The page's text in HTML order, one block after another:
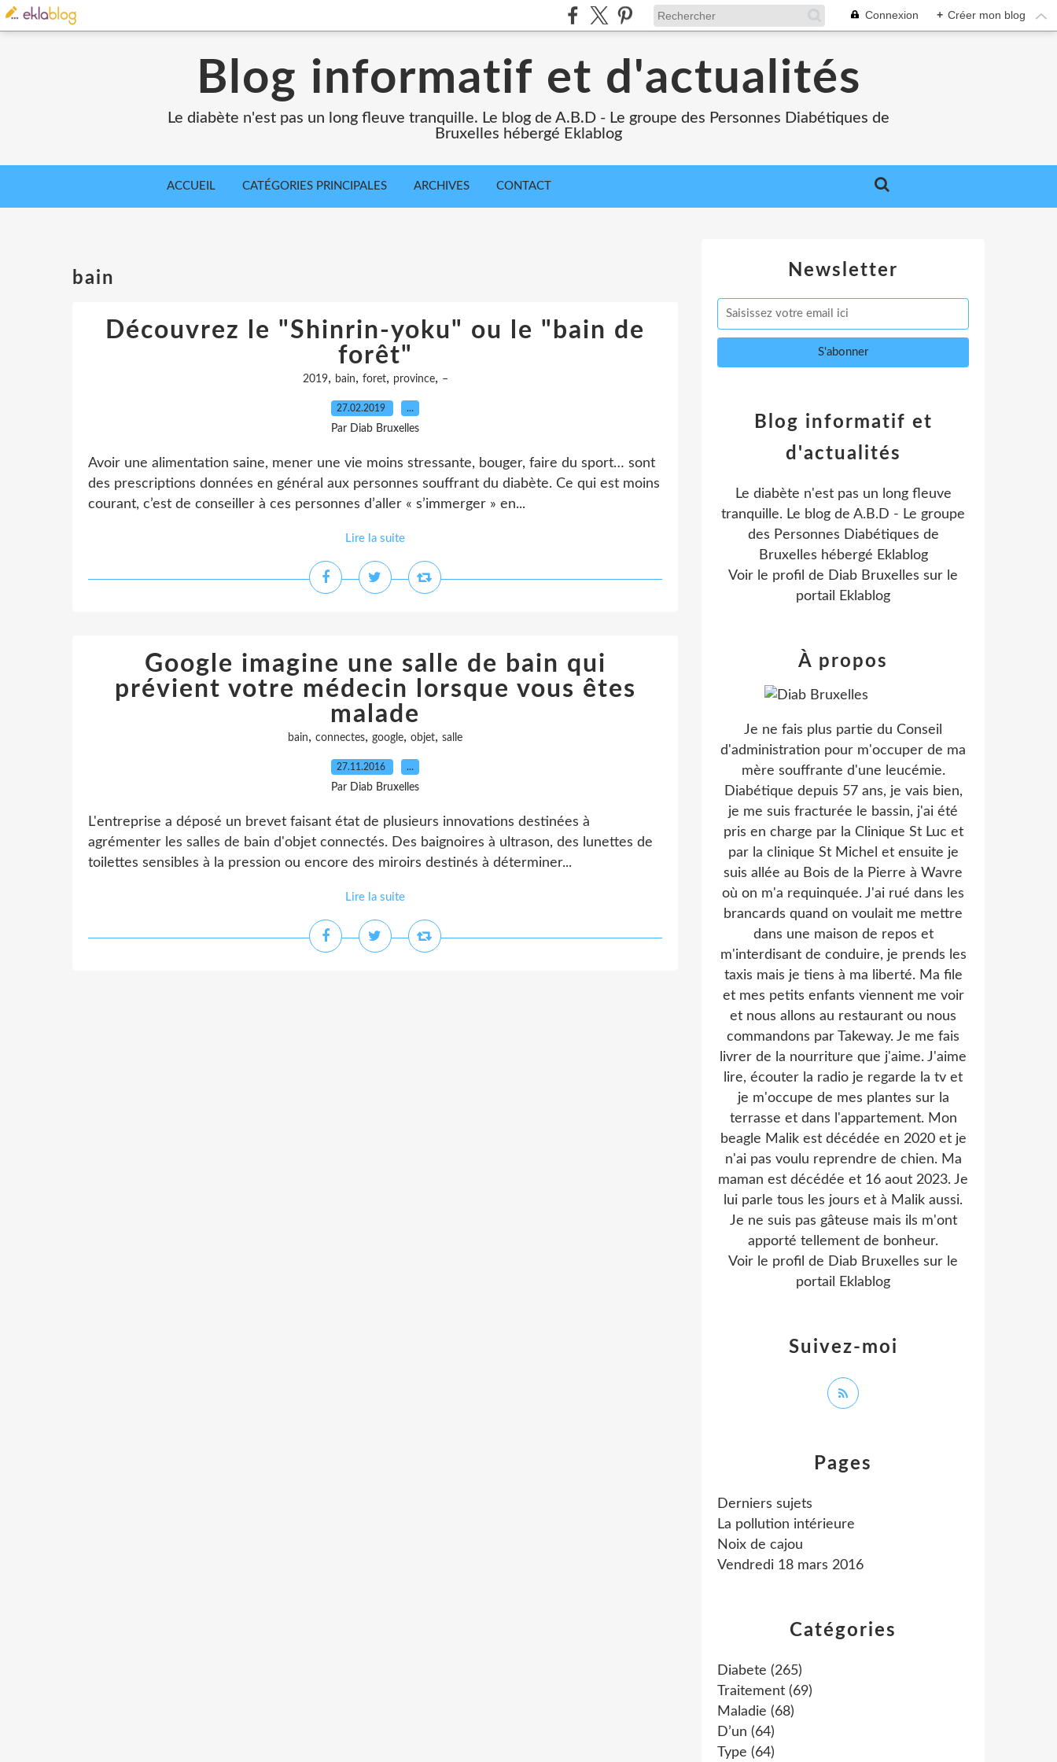
Connexion + Créer mon blog
Blog informatif et d'actualités
Le diabète n'est pas un long fleuve tranquille. Le blog de A.B.D - Le groupe des Personnes Diabétiques de
Bruxelles hébergé Eklablog
ACCUEIL CATÉGORIES PRINCIPALES ARCHIVES CONTACT
bain
Découvrez le "Shinrin-yoku" ou le "bain de
forêt"
2019, bain, foret, province, –
27.02.2019 …
Par Diab Bruxelles
Avoir une alimentation saine, mener une vie moins stressante, bouger, faire du sport… sont
des prescriptions données en général aux personnes souffrant du diabète. Ce qui est moins
courant, c’est de conseiller à ces personnes d’aller « s’immerger » en...
Lire la suite
Google imagine une salle de bain qui
prévient votre médecin lorsque vous êtes
malade
bain, connectes, google, objet, salle
27.11.2016 …
Par Diab Bruxelles
L'entreprise a déposé un brevet faisant état de plusieurs innovations destinées à
agrémenter les salles de bain d'objet connectés. Des baignoires à ultrason, des lunettes de
toilettes sensibles à la pression ou encore des miroirs destinés à déterminer...
Lire la suite
Newsletter
Catégories
Diabete (265)
Traitement (69)
Maladie (68)
D’un (64)
Type (64)
Pages
Derniers sujets
La pollution intérieure
Noix de cajou
Vendredi 18 mars 2016
Blog informatif et
d'actualités
Le diabète n'est pas un long fleuve
tranquille. Le blog de A.B.D - Le groupe
des Personnes Diabétiques de
Bruxelles hébergé Eklablog
Voir le profil de Diab Bruxelles sur le
portail Eklablog
Suivez-moi
À propos
Je ne fais plus partie du Conseil
d'administration pour m'occuper de ma
mère souffrante d'une leucémie.
Diabétique depuis 57 ans, je vais bien,
je me suis fracturée le bassin, j'ai été
pris en charge par la Clinique St Luc et
par la clinique St Michel et ensuite je
suis allée au Bois de la Pierre à Wavre
où on m'a requinquée. J'ai rué dans les
brancards quand on voulait me mettre
dans une maison de repos et
m'interdisant de conduire, je prends les
taxis mais je tiens à ma liberté. Ma file
et mes petits enfants viennent me voir
et nous allons au restaurant ou nous
commandons par Takeway. Je me fais
livrer de la nourriture que j'aime. J'aime
lire, écouter la radio je regarde la tv et
je m'occupe de mes plantes sur la
terrasse et dans l'appartement. Mon
beagle Malik est décédée en 2020 et je
n'ai pas voulu reprendre de chien. Ma
maman est décédée et 16 aout 2023. Je
lui parle tous les jours et à Malik aussi.
Je ne suis pas gâteuse mais ils m'ont
apporté tellement de bonheur.
Voir le profil de Diab Bruxelles sur le
portail Eklablog